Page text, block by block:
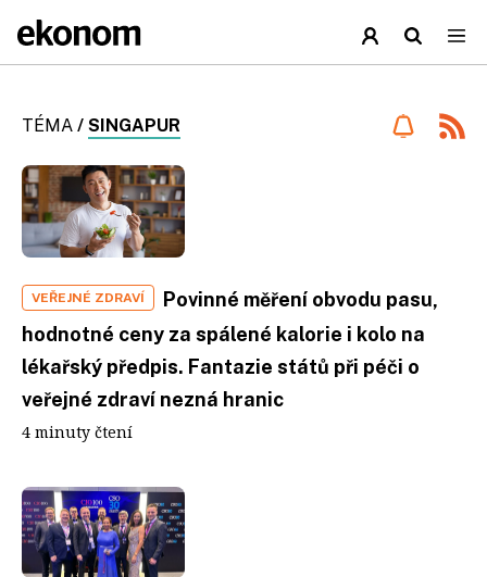
TÉMA / SINGAPUR
VEŘEJNÉ ZDRAVÍ
Povinné měření obvodu pasu,
hodnotné ceny za spálené kalorie i kolo na
lékařský předpis. Fantazie států při péči o
veřejné zdraví nezná hranic
4 minuty čtení